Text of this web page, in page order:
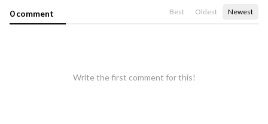
0 comment Best Oldest Newest
Write the first comment for this!